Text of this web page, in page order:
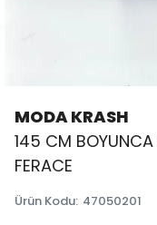
MODA KRASH
145 CM BOYUNCA
FERACE
Ürün Kodu: 47050201